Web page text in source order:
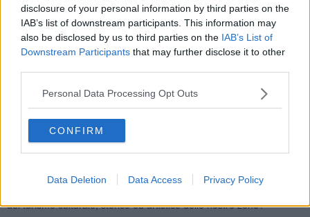
disclosure of your personal information by third parties on the
IAB’s list of downstream participants. This information may
also be disclosed by us to third parties on the IAB’s List of
Downstream Participants that may further disclose it to other
Personal Data Processing Opt Outs
CONFIRM
Data Deletion Data Access Privacy Policy
Tornando al rapporto tra Banca e Territorio, vorrei sottolineare tre
concetti che ne hanno caratterizzato la lunga vita societaria e che
sono ancora attualissimi:
1884:Guelfo Guelfi, fondatore della Banca sosteneva che: “IL
PROGRESSO DEI POPOLI E’ UN PROBLEMA DI EDUCAZIONE”.
Che cosa è il progetto “Lajatico-Chianni” se non diffusione di
cultura?
1930: La Banca, per consentire lo sviluppo agrario delle nostre
zone, acquistò due “moderne” trebbiatrici che dava in uso ai soci
agricoltori, consentendogli così di essere al top di settore per
del turismo culturale, storico ed artistico delle nostre zone?